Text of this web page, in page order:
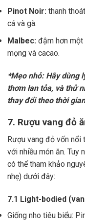
Pinot Noir: thanh
cá và gà.
Malbec: đậm hơn một
mọng và cacao.
*Mẹo nhỏ: Hãy dùng
thơm lan tỏa, và thử
thay đổi theo thời
7. Rượu vang đỏ
Rượu vang đỏ vốn nổi
với nhiều món ăn. Tuy
có thể tham khảo
nhẹ) dưới đây:
7.1 Light-bodied
Giống nho tiêu biểu: